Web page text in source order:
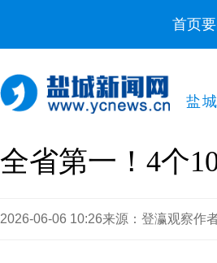
首页
盐
全省第一！4个
2026-06-06 10:26来源：登瀛观察作